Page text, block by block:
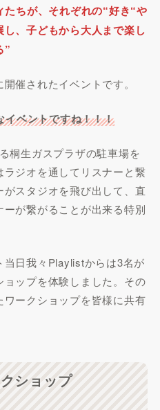
ちが、それぞれの“好き“や
、子どもから大人まで楽し
”
催されたイベントです。
イベントですね！！！
桐生ガスプラザの駐車場を
ジオを通してリスナーと繋
スタジオを飛び出して、直
が繋がることが出来る特別
日我々Playlistからは3名が
ップを体験しました。その
ークショップを皆様に共有
ショップ